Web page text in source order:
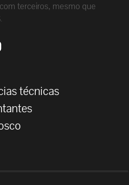
terceiros, mesmo que
técnicas